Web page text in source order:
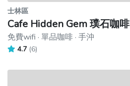
士林區
Cafe Hidden Gem 璞石咖啡
免費wifi · 單品咖啡 · 手沖
4.7 (6)